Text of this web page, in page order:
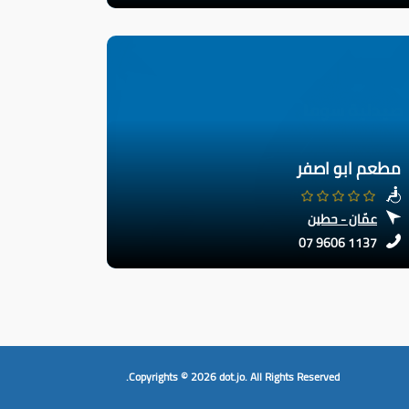
مطعم ابو اصفر
عمّان - حطين
07 9606 1137
Copyrights © 2026dot.jo.All Rights Reserved.